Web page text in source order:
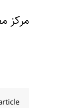
مرکز